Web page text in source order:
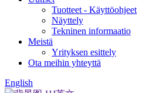
Tuotteet - Käyttöohjeet
Näyttely
Tekninen informaatio
Meistä
Yrityksen esittely
Ota meihin yhteyttä
English